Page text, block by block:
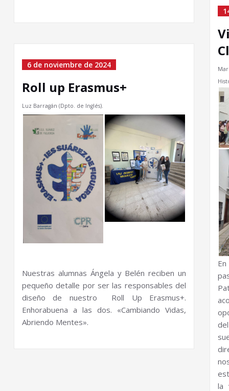
6 de noviembre de 2024
Roll up Erasmus+
Luz Barragán (Dpto. de Inglés).
Nuestras alumnas Ángela y Belén reciben un
pequeño detalle por ser las responsables del
diseño de nuestro Roll Up Erasmus+.
Enhorabuena a las dos. «Cambiando Vidas,
Abriendo Mentes».
la